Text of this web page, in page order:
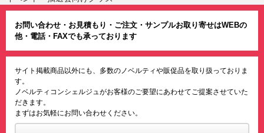
お問い合わせ・お見積もり・ご注文・サンプルお取り寄せはWEBの
他・電話・FAXでも承っております
サイト掲載商品以外にも、多数のノベルティや販促品を取り扱っておりま
す。
ノベルティコンシェルジュがお客様のご要望にあわせてご提案させていた
だきます。
まずはお気軽にお問い合わせください。